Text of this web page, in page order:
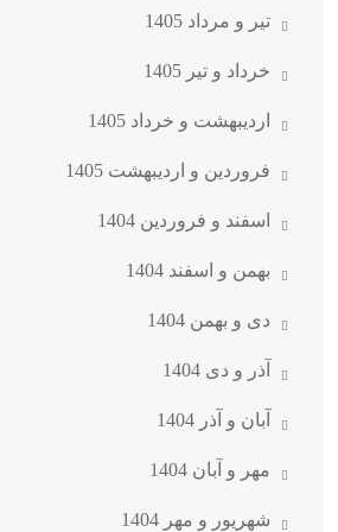
تیر و مرداد 1405
خرداد و تیر 1405
اردیبهشت و خرداد 1405
فروردین و اردیبهشت 1405
اسفند و فروردین 1404
بهمن و اسفند 1404
دی و بهمن 1404
آذر و دی 1404
آبان و آذر 1404
مهر و آبان 1404
شهریور و مهر 1404